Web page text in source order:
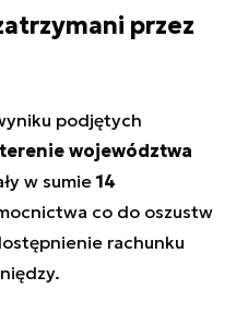
przez
podjętych
województwa
w sumie14
co do oszustw
rachunku